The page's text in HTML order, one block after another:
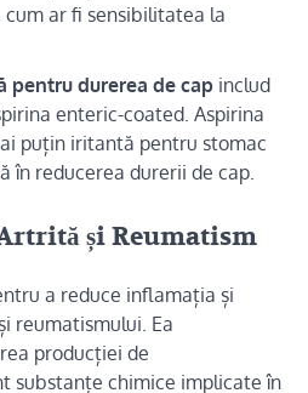
ar fi sensibilitatea la
pentru durerea de cap includ
enteric-coated. Aspirina
puțin iritantă pentru stomac
în reducerea durerii de cap.
și Reumatism
a reduce inflamația și
reumatismului. Ea
producției de
substanțe chimice implicate în